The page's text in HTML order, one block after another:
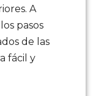
A
pasos
de las
fácil y